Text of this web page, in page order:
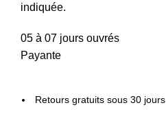
indiquée.
05 à 07 jours ouvrés
Payante
Retours gratuits sous 30 jours